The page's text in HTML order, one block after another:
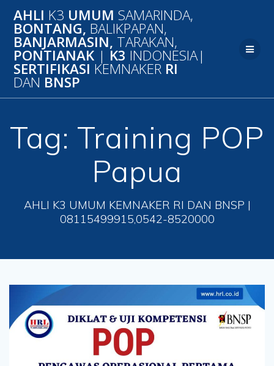
to
content
AHLI K3 UMUM SAMARINDA,
BONTANG, BALIKPAPAN,
BANJARMASIN, TARAKAN,
PONTIANAK | K3 INDONESIA|
SERTIFIKASI KEMNAKER RI
DAN BNSP
Tag: Training POP
Papua
AHLI K3 UMUM KEMNAKER RI DAN BNSP |
08115499915,0542-8520000